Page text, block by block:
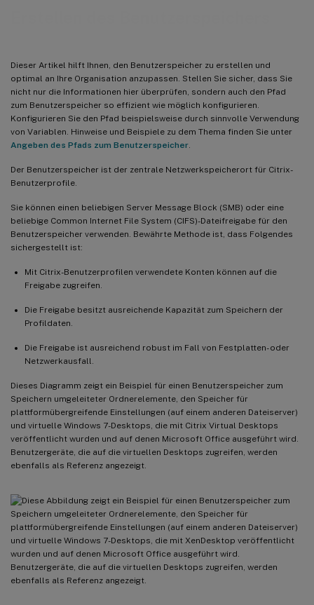
Dieser Artikel hilft Ihnen, den Benutzerspeicher zu erstellen und
optimal an Ihre Organisation anzupassen. Stellen Sie sicher, dass Sie
nicht nur die Informationen hier überprüfen, sondern auch den Pfad
zum Benutzerspeicher so effizient wie möglich konfigurieren.
Konfigurieren Sie den Pfad beispielsweise durch sinnvolle Verwendung
von Variablen. Hinweise und Beispiele zu dem Thema finden Sie unter
Angeben des Pfads zum Benutzerspeicher
Der Benutzerspeicher ist der zentrale Netzwerkspeicherort für Citrix-
Benutzerprofile.
Sie können einen beliebigen Server Message Block (SMB) oder eine
beliebige Common Internet File System (CIFS)-Dateifreigabe für den
Benutzerspeicher verwenden. Bewährte Methode ist, dass Folgendes
sichergestellt ist:
Mit Citrix-Benutzerprofilen verwendete Konten können auf die
Freigabe zugreifen.
Die Freigabe besitzt ausreichende Kapazität zum Speichern der
Profildaten.
Die Freigabe ist ausreichend robust im Fall von Festplatten- oder
Netzwerkausfall.
Dieses Diagramm zeigt ein Beispiel für einen Benutzerspeicher zum
Speichern umgeleiteter Ordnerelemente, den Speicher für
plattformübergreifende Einstellungen (auf einem anderen Dateiserver)
und virtuelle Windows 7-Desktops, die mit Citrix Virtual Desktops
veröffentlicht wurden und auf denen Microsoft Office ausgeführt wird.
Benutzergeräte, die auf die virtuellen Desktops zugreifen, werden
ebenfalls als Referenz angezeigt.